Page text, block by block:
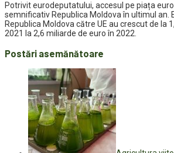
Potrivit eurodeputatului, accesul pe piața
semnificativ Republica Moldova în ultimul an.
Republica Moldova către UE au crescut de la
2021 la 2,6 miliarde de euro în 2022.
Postări asemănătoare